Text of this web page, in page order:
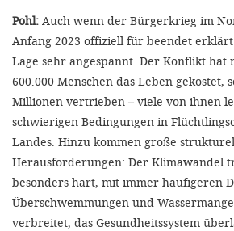
Pohl: Auch wenn der Bürgerkrieg im
Anfang 2023 offiziell für beendet
Lage sehr angespannt. Der Konflikt
600.000 Menschen das Leben gekostet,
Millionen vertrieben – viele von ihnen
schwierigen Bedingungen in
Landes. Hinzu kommen große
Herausforderungen: Der Klimawandel
besonders hart, mit immer häufigeren
Überschwemmungen und
verbreitet, das Gesundheitssystem